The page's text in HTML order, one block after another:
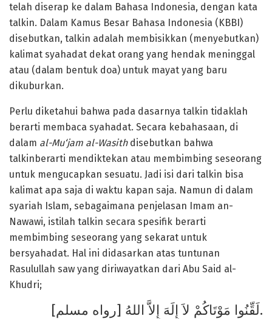
telah diserap ke dalam Bahasa Indonesia, dengan kata
talkin. Dalam Kamus Besar Bahasa Indonesia (KBBI)
disebutkan, talkin adalah membisikkan (menyebutkan)
kalimat syahadat dekat orang yang hendak meninggal
atau (dalam bentuk doa) untuk mayat yang baru
dikuburkan.
Perlu diketahui bahwa pada dasarnya talkin tidaklah
berarti membaca syahadat. Secara kebahasaan, di
dalam al-Mu‘jam al-Wasith disebutkan bahwa
talkinberarti mendiktekan atau membimbing seseorang
untuk mengucapkan sesuatu. Jadi isi dari talkin bisa
kalimat apa saja di waktu kapan saja. Namun di dalam
syariah Islam, sebagaimana penjelasan Imam an-
Nawawi, istilah talkin secara spesifik berarti
membimbing seseorang yang sekarat untuk
bersyahadat. Hal ini didasarkan atas tuntunan
Rasulullah saw yang diriwayatkan dari Abu Said al-
Khudri;
لَقِّنُوا مَوْتَاكُمْ لاَ إِلَهَ إِلاَّ اللهُ [رواه مسلم].